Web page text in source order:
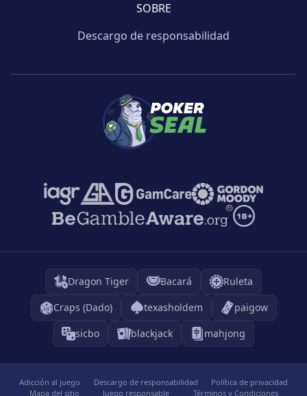
SOBRE
Descargo de responsabilidad
Dragon Tiger Bacará
Ruleta
Craps (Dado)
texasholdem
paigow
sicbo
blackjack mahjong
Adicción al juego Descargo de responsabilidad
Política de privacidad
Mapa del sitio
Juego responsable Términos y Condiciones